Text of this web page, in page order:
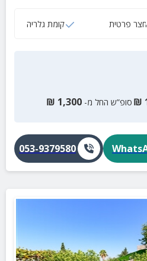
חצר פרטית קומת גלריה
₪ סופ”ש החל מ- 1,300
₪
053-9379580